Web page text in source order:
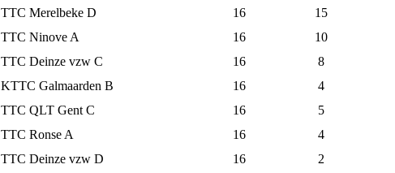
TTC Merelbeke D 16 15
TTC Ninove A 16 10
TTC Deinze vzw C 16 8
KTTC Galmaarden B 16 4
TTC QLT Gent C 16 5
TTC Ronse A 16 4
TTC Deinze vzw D 16 2